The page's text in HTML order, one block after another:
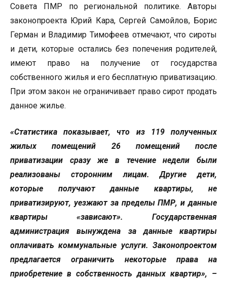
Совета ПМР по региональной политике. Авторы
законопроекта Юрий Кара, Сергей Самойлов, Борис
Герман и Владимир Тимофеев отмечают, что сироты
и дети, которые остались без попечения родителей,
имеют право на получение от государства
собственного жилья и его бесплатную приватизацию.
При этом закон не ограничивает право сирот продать
данное жилье.
«Статистика показывает, что из 119 полученных
жилых помещений 26 помещений после
приватизации сразу же в течение недели были
реализованы сторонним лицам. Другие дети,
которые получают данные квартиры, не
приватизируют, уезжают за пределы ПМР, и данные
квартиры «зависают». Государственная
администрация вынуждена за данные квартиры
оплачивать коммунальные услуги. Законопроектом
предлагается ограничить некоторые права на
приобретение в собственность данных квартир», –